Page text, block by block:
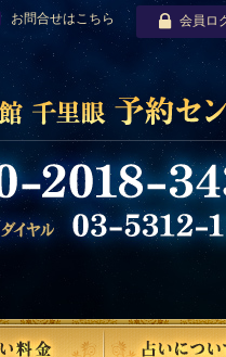
お問合せはこちら 会員ロ